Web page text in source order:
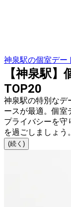
神泉駅の個室デー
【神泉駅
TOP20
神泉駅の特別なデ
ースが最適。個室
プライバシーを守
を過ごしましょう。
(続く)